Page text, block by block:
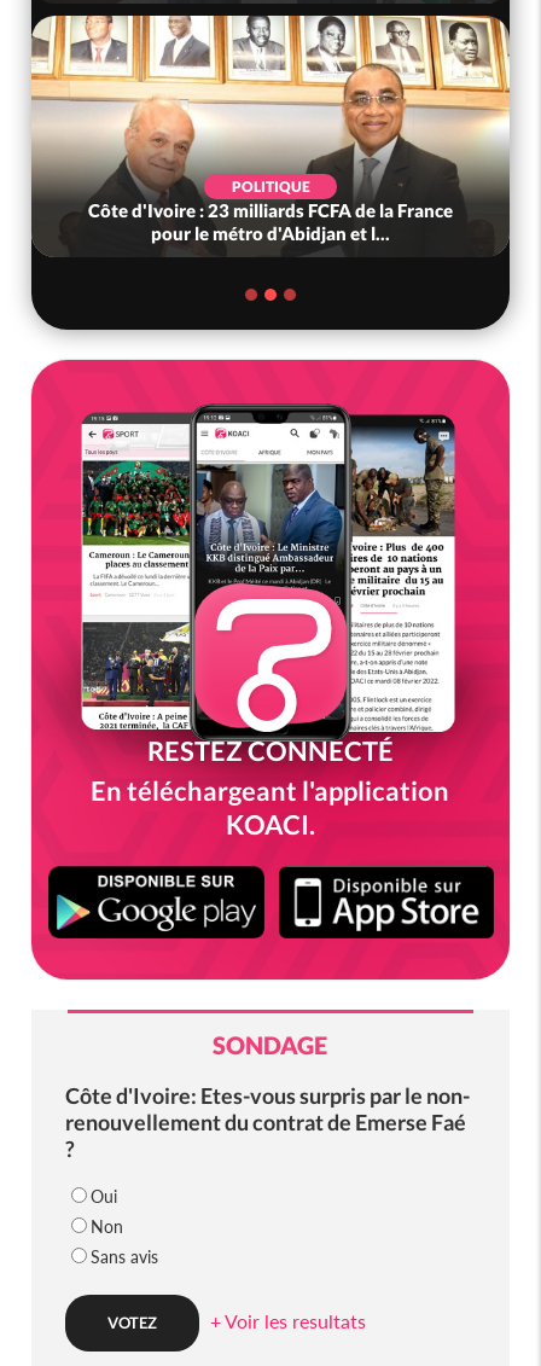
POLITIQUE
Côte d'Ivoire : 23 milliards FCFA de la France
pour le métro d'Abidjan et l...
RESTEZ CONNECTÉ
En téléchargeant l'application
KOACI.
SONDAGE
Côte d'Ivoire: Etes-vous surpris par le non-
renouvellement du contrat de Emerse Faé
?
Oui
Non
Sans avis
+ Voir les resultats